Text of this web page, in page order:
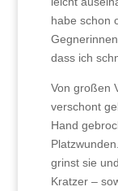
habe schon
dass ich
Von großen
verschont
Hand
grinst sie
Kratzer –